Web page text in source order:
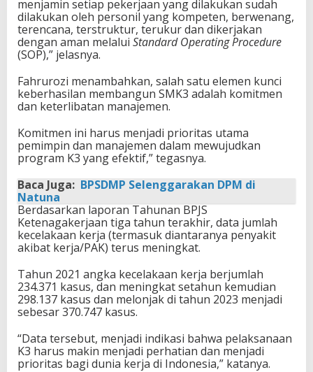
menjamin setiap pekerjaan yang dilakukan sudah
dilakukan oleh personil yang kompeten, berwenang,
terencana, terstruktur, terukur dan dikerjakan
dengan aman melalui Standard Operating Procedure
(SOP),” jelasnya.
Fahrurozi menambahkan, salah satu elemen kunci
keberhasilan membangun SMK3 adalah komitmen
dan keterlibatan manajemen.
Komitmen ini harus menjadi prioritas utama
pemimpin dan manajemen dalam mewujudkan
program K3 yang efektif,” tegasnya.
Baca Juga: BPSDMP Selenggarakan DPM di
Natuna
Berdasarkan laporan Tahunan BPJS
Ketenagakerjaan tiga tahun terakhir, data jumlah
kecelakaan kerja (termasuk diantaranya penyakit
akibat kerja/PAK) terus meningkat.
Tahun 2021 angka kecelakaan kerja berjumlah
234.371 kasus, dan meningkat setahun kemudian
298.137 kasus dan melonjak di tahun 2023 menjadi
sebesar 370.747 kasus.
“Data tersebut, menjadi indikasi bahwa pelaksanaan
K3 harus makin menjadi perhatian dan menjadi
prioritas bagi dunia kerja di Indonesia,” katanya.